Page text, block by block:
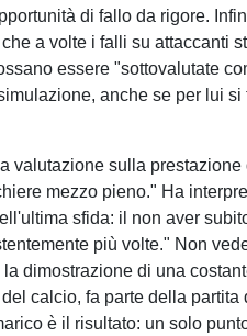
di fallo da rigore.
a volte i falli su attaccanti
essere "sottovalutate
anche se per lui si
valutazione sulla prestazione
mezzo pieno." Ha
sfida: il non aver
più volte." Non
dimostrazione di una
calcio, fa parte della partita
è il risultato: un solo